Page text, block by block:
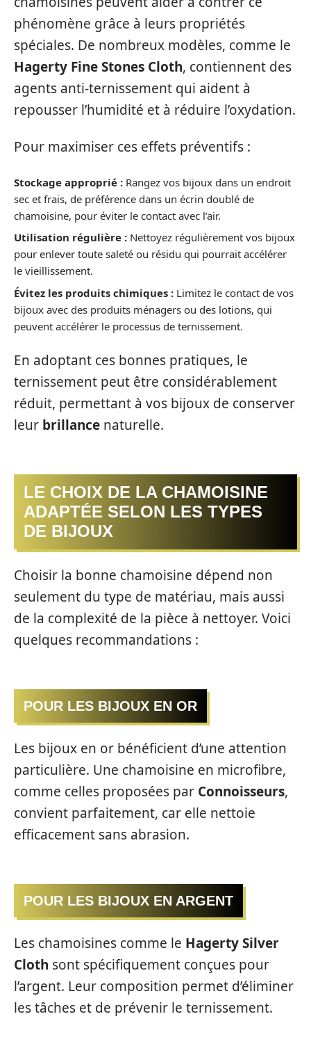
phénomène grâce à leurs propriétés
spéciales. De nombreux modèles, comme le
Hagerty Fine Stones Cloth, contiennent des
agents anti-ternissement qui aident à
repousser l’humidité et à réduire l’oxydation.
Pour maximiser ces effets préventifs :
Stockage approprié : Rangez vos bijoux dans un endroit
sec et frais, de préférence dans un écrin doublé de
chamoisine, pour éviter le contact avec l’air.
Utilisation régulière : Nettoyez régulièrement vos bijoux
pour enlever toute saleté ou résidu qui pourrait accélérer
le vieillissement.
Évitez les produits chimiques : Limitez le contact de vos
bijoux avec des produits ménagers ou des lotions, qui
peuvent accélérer le processus de ternissement.
En adoptant ces bonnes pratiques, le
ternissement peut être considérablement
réduit, permettant à vos bijoux de conserver
leur brillance naturelle.
LE CHOIX DE LA CHAMOISINE
ADAPTÉE SELON LES TYPES
DE BIJOUX
Choisir la bonne chamoisine dépend non
seulement du type de matériau, mais aussi
de la complexité de la pièce à nettoyer. Voici
quelques recommandations :
POUR LES BIJOUX EN OR
Les bijoux en or bénéficient d’une attention
particulière. Une chamoisine en microfibre,
comme celles proposées par Connoisseurs,
convient parfaitement, car elle nettoie
efficacement sans abrasion.
POUR LES BIJOUX EN ARGENT
Les chamoisines comme le Hagerty Silver
Cloth sont spécifiquement conçues pour
l’argent. Leur composition permet d’éliminer
les tâches et de prévenir le ternissement.